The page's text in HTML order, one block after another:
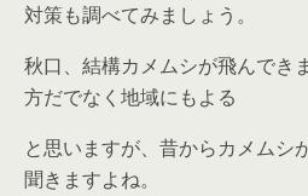
対策も調べてみましょう。
秋口、結構カメムシが飛んでき
方だでなく地域にもよる
と思いますが、昔からカメムシ
聞きますよね。